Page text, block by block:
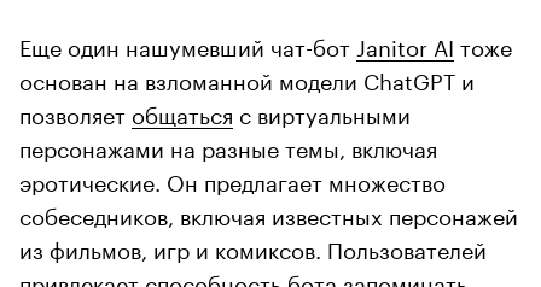
Еще один нашумевший чат-бот Janitor AI тоже
основан на взломанной модели ChatGPT и
позволяет общаться с виртуальными
персонажами на разные темы, включая
эротические. Он предлагает множество
собеседников, включая известных персонажей
из фильмов, игр и комиксов. Пользователей